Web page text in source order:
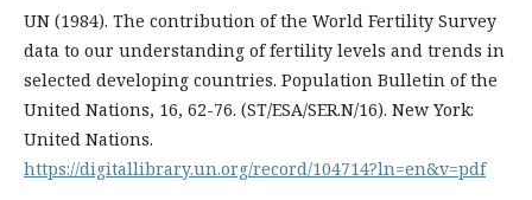
UN (1984). The contribution of the World Fertility Survey
data to our understanding of fertility levels and trends in
selected developing countries. Population Bulletin of the
United Nations, 16, 62-76. (ST/ESA/SER.N/16). New York:
United Nations.
https://digitallibrary.un.org/record/104714?ln=en&v=pdf